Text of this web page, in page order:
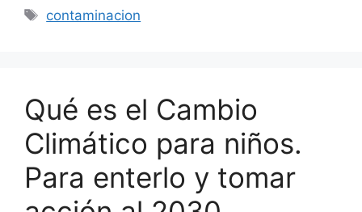
Etiquetas
contaminacion
Qué es el Cambio
Climático para niños.
Para enterlo y tomar